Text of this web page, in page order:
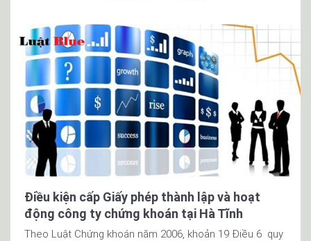
Điều kiện cấp Giấy phép thành lập và hoạt
động công ty chứng khoán tại Hà Tĩnh
Theo Luật Chứng khoán năm 2006, khoản 19 Điều 6 quy